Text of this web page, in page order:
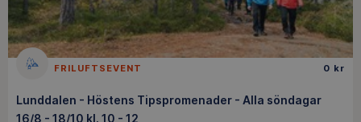
FRILUFTSEVENT 0 kr
Lunddalen - Höstens Tipspromenader - Alla söndagar
16/8 - 18/10 kl. 10 - 12